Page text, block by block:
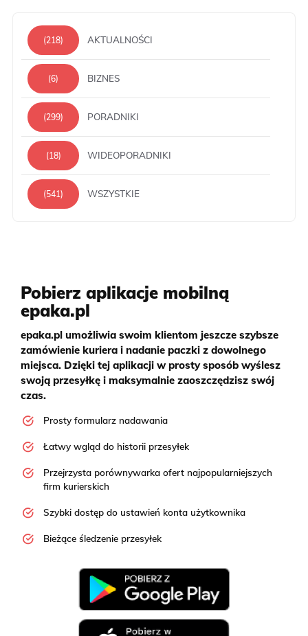
(218) AKTUALNOŚCI
(6) BIZNES
(299) PORADNIKI
(18) WIDEOPORADNIKI
(541) WSZYSTKIE
Pobierz aplikacje mobilną
epaka.pl
epaka.pl umożliwia swoim klientom jeszcze szybsze
zamówienie kuriera i nadanie paczki z dowolnego
miejsca. Dzięki tej aplikacji w prosty sposób wyślesz
swoją przesyłkę i maksymalnie zaoszczędzisz swój
czas.
Prosty formularz nadawania
Łatwy wgląd do historii przesyłek
Przejrzysta porównywarka ofert najpopularniejszych
firm kurierskich
Szybki dostęp do ustawień konta użytkownika
Bieżące śledzenie przesyłek